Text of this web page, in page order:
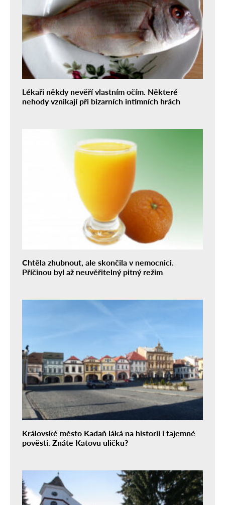
Lékaři někdy nevěří vlastním očím. Některé
nehody vznikají při bizarních intimních hrách
Chtěla zhubnout, ale skončila v nemocnici.
Příčinou byl až neuvěřitelný pitný režim
Královské město Kadaň láká na historii i tajemné
pověsti. Znáte Katovu uličku?